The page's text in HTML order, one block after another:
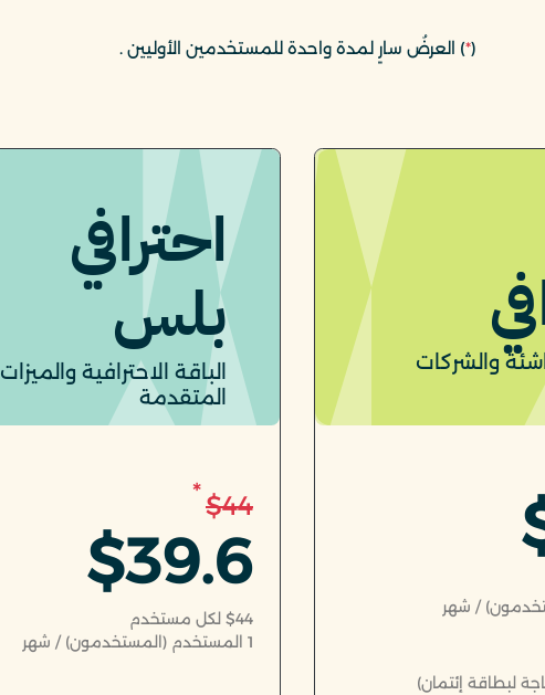
(
*) العرضُ سارٍ لمدة واحدة للمستخدمين الأوليين.
والشركات
/ شهر
لبطاقة إئتمان)
احترافي
بلس
الباقة الاحترافية والميزات
المتقدمة
$44
*
$39.6
$44 لكل مستخدم
1 المستخدم (المستخدمون) / شهر